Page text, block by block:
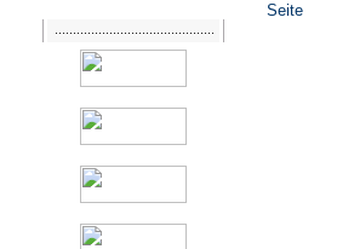
Seite